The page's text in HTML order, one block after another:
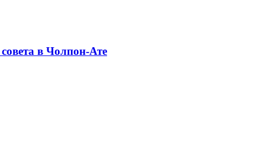
в Чолпон-Ате